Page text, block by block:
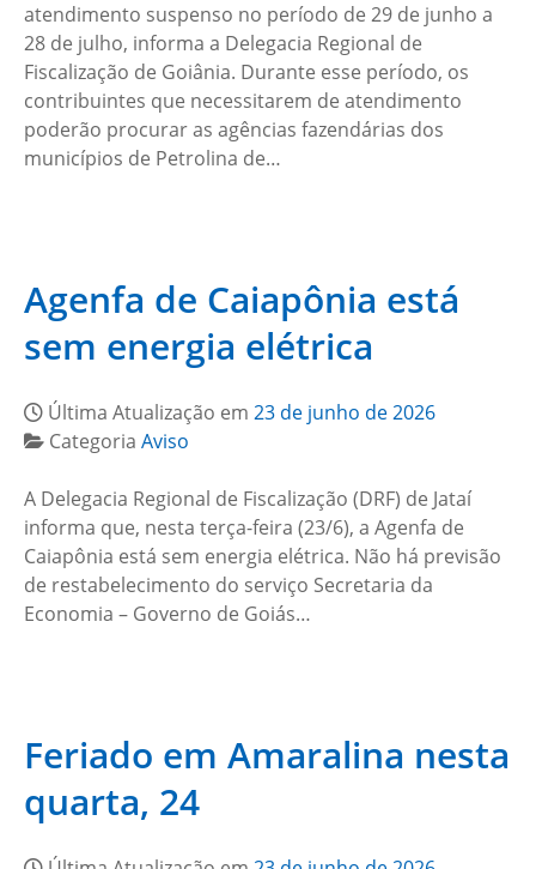
atendimento suspenso no período de 29 de junho a
28 de julho, informa a Delegacia Regional de
Fiscalização de Goiânia. Durante esse período, os
contribuintes que necessitarem de atendimento
poderão procurar as agências fazendárias dos
municípios de Petrolina de…
Agenfa de Caiapônia está
sem energia elétrica
Última Atualização em 23 de junho de 2026
Categoria Aviso
A Delegacia Regional de Fiscalização (DRF) de Jataí
informa que, nesta terça-feira (23/6), a Agenfa de
Caiapônia está sem energia elétrica. Não há previsão
de restabelecimento do serviço Secretaria da
Economia – Governo de Goiás…
Feriado em Amaralina nesta
quarta, 24